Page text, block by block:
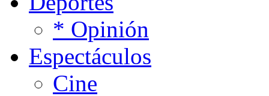
* Opinión
Espectáculos
Cine